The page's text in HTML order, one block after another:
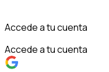
Accede a tu cuenta
Accede a tu cuenta